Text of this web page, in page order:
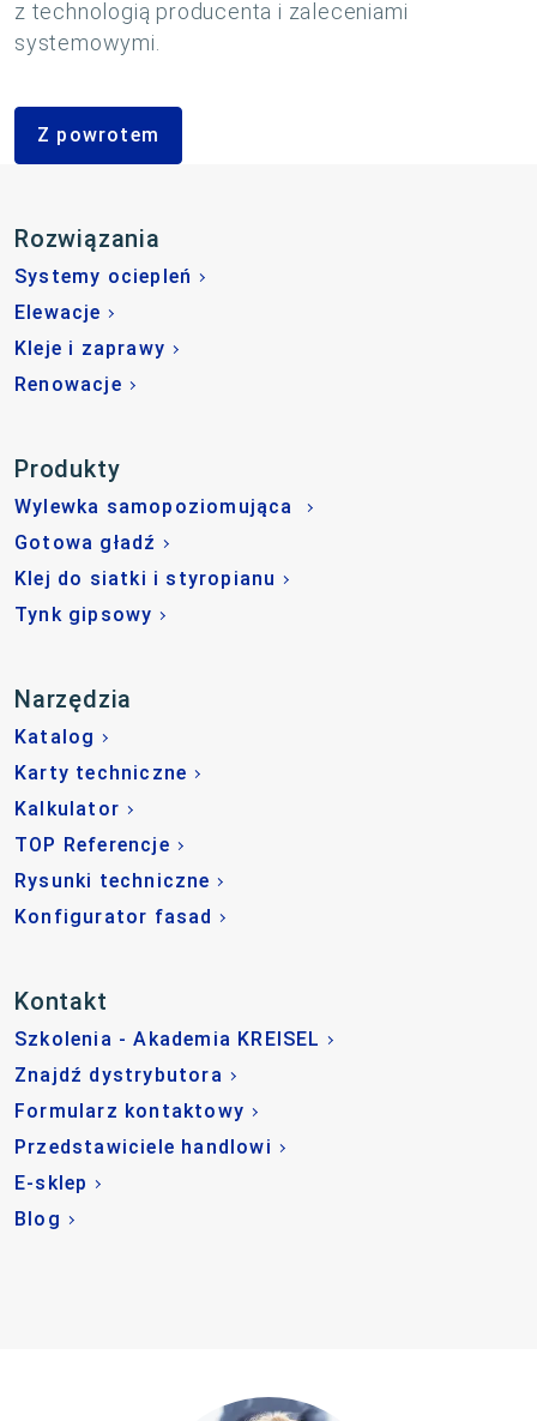
z technologią producenta i zaleceniami
systemowymi.
Z powrotem
Rozwiązania
Systemy ociepleń
Elewacje
Kleje i zaprawy
Renowacje
Produkty
Wylewka samopoziomująca
Gotowa gładź
Klej do siatki i styropianu
Tynk gipsowy
Narzędzia
Katalog
Karty techniczne
Kalkulator
TOP Referencje
Rysunki techniczne
Konfigurator fasad
Kontakt
Szkolenia - Akademia KREISEL
Znajdź dystrybutora
Formularz kontaktowy
Przedstawiciele handlowi
E-sklep
Blog